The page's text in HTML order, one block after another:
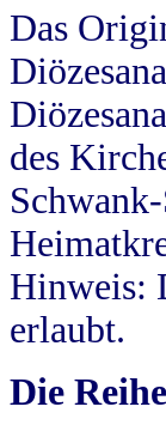
Das
des
Hinweis:
erlaubt.
Die